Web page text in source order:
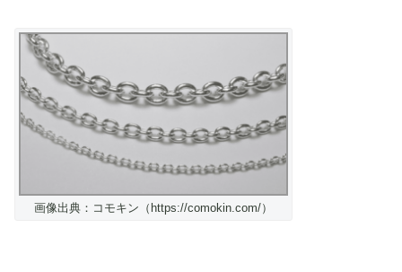
画像出典：コモキン（https://comokin.com/）